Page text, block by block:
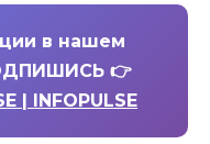
в нашем
👉
| INFOPULSE